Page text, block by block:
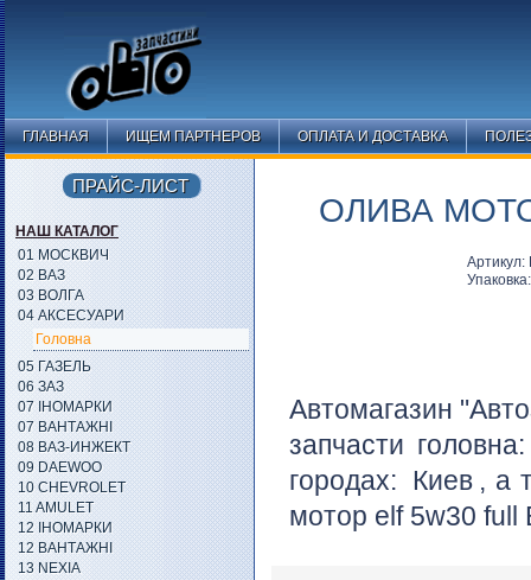
ГЛАВНАЯ ИЩЕМ ПАРТНЕРОВ ОПЛАТА И ДОСТАВКА
ОЛИВА
Автомагазин
запчасти
городах: Киев , а
мотор elf 5w30 full
ПРАЙС-ЛИСТ
НАШ КАТАЛОГ
01 МОСКВИЧ
02 ВАЗ
03 ВОЛГА
04 АКСЕСУАРИ
Головна
05 ГАЗЕЛЬ
06 ЗАЗ
07 ІНОМАРКИ
07 ВАНТАЖНІ
08 ВАЗ-ИНЖЕКТ
09 DAEWOO
10 CHEVROLET
11 AMULET
12 ІНОМАРКИ
12 ВАНТАЖНІ
13 NEXIA